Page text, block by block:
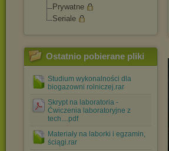
Prywatne
Seriale
Ostatnio pobierane pliki
Studium wykonalności dla
biogazowni rolniczej.rar
Skrypt na laboratoria -
Ćwiczenia laboratoryjne z
tech....pdf
Materiały na laborki i egzamin,
ściągi.rar